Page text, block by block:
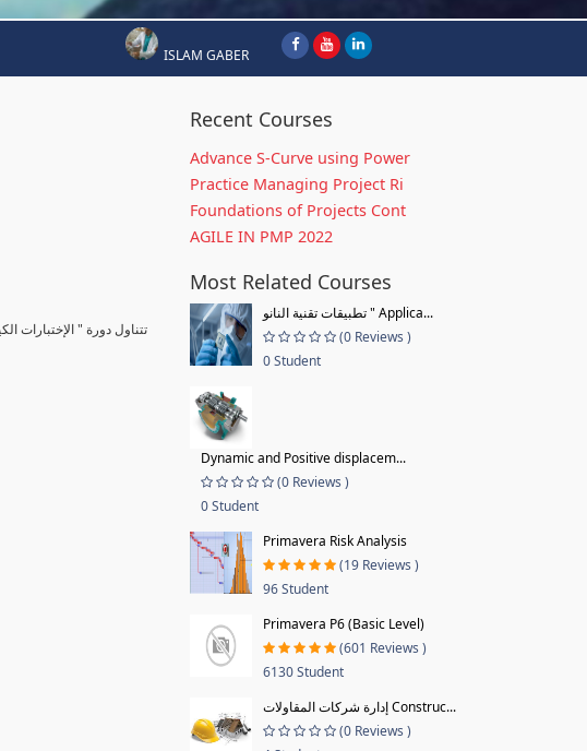
ISLAM GABER
تتناول دورة " الإختبارات
Recent Courses
Advance S-Curve using Power
Practice Managing Project Ri
Foundations of Projects Cont
AGILE IN PMP 2022
Most Related Courses
تطبيقات تقنية النانو " Applica...
(0 Reviews )
0 Student
Dynamic and Positive displacem...
(0 Reviews )
0 Student
Primavera Risk Analysis
(19 Reviews )
96 Student
Primavera P6 (Basic Level)
(601 Reviews )
6130 Student
إدارة شركات المقاولات Construc...
(0 Reviews )